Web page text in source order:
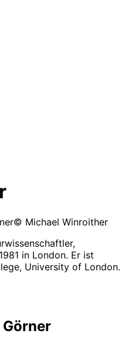
© Michael Winroither
in London. Er ist
University of London.
Görner